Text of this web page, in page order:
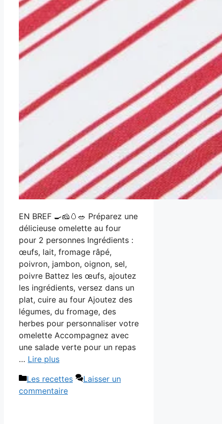
EN BREF 🍳🧀🥚🥗 Préparez une
délicieuse omelette au four
pour 2 personnes Ingrédients :
œufs, lait, fromage râpé,
poivron, jambon, oignon, sel,
poivre Battez les œufs, ajoutez
les ingrédients, versez dans un
plat, cuire au four Ajoutez des
légumes, du fromage, des
herbes pour personnaliser votre
omelette Accompagnez avec
une salade verte pour un repas
… Lire plus
Catégories
Les recettes
Laisser un
commentaire